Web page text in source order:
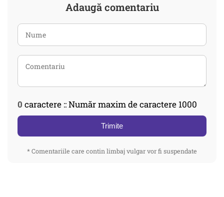
Adaugă comentariu
0 caractere :: Număr maxim de caractere 1000
Trimite
* Comentariile care contin limbaj vulgar vor fi suspendate